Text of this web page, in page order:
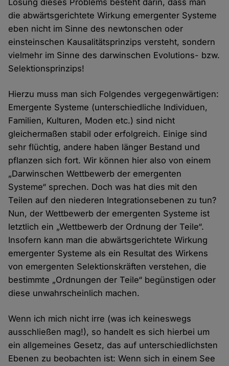
Lösung dieses Problems besteht darin, dass man
die abwärtsgerichtete Wirkung emergenter Systeme
eben nicht im Sinne des newtonschen oder
einsteinschen Kausalitätsprinzips versteht, sondern
vielmehr im Sinne des darwinschen Evolutions- bzw.
Selektionsprinzips!
Hierzu muss man sich Folgendes vergegenwärtigen:
Emergente Systeme (unterschiedliche Individuen,
Familien, Kulturen, Moden etc.) sind nicht
gleichermaßen stabil oder erfolgreich. Einige sind
sehr flüchtig, andere haben länger Bestand und
pflanzen sich fort. Wir können hier also von einem
„Darwinschen Wettbewerb der emergenten
Systeme“ sprechen. Doch was hat dies mit den
Teilen auf den niederen Integrationsebenen zu tun?
Nun, der Wettbewerb der emergenten Systeme ist
letztlich ein „Wettbewerb der Ordnung der Teile“.
Insofern kann man die abwärtsgerichtete Wirkung
emergenter Systeme als ein Resultat des Wirkens
von emergenten Selektionskräften verstehen, die
bestimmte „Ordnungen der Teile“ begünstigen oder
diese unwahrscheinlich machen.
Wenn ich mich nicht irre (was ich keineswegs
ausschließen mag!), so handelt es sich hierbei um
ein allgemeines Gesetz, das auf unterschiedlichsten
Ebenen zu beobachten ist: Wenn sich in einem See